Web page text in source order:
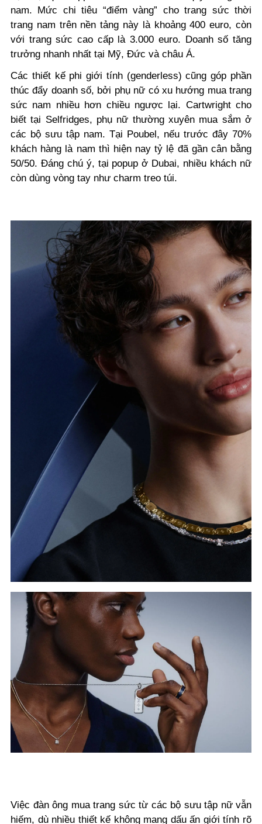
nam. Mức chi tiêu “điểm vàng” cho trang sức thời
trang nam trên nền tảng này là khoảng 400 euro, còn
với trang sức cao cấp là 3.000 euro. Doanh số tăng
trưởng nhanh nhất tại Mỹ, Đức và châu Á.
Các thiết kế phi giới tính (genderless) cũng góp phần
thúc đẩy doanh số, bởi phụ nữ có xu hướng mua trang
sức nam nhiều hơn chiều ngược lại. Cartwright cho
biết tại Selfridges, phụ nữ thường xuyên mua sắm ở
các bộ sưu tập nam. Tại Poubel, nếu trước đây 70%
khách hàng là nam thì hiện nay tỷ lệ đã gần cân bằng
50/50. Đáng chú ý, tại popup ở Dubai, nhiều khách nữ
còn dùng vòng tay như charm treo túi.
Việc đàn ông mua trang sức từ các bộ sưu tập nữ vẫn
hiếm, dù nhiều thiết kế không mang dấu ấn giới tính rõ